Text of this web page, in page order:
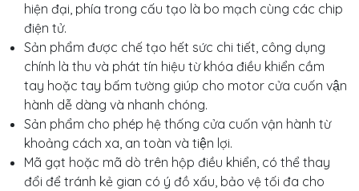
hiện đại, phía trong cấu tạo là bo mạch cùng các chip
điện tử.
Sản phẩm được chế tạo hết sức chi tiết, công dụng
chính là thu và phát tín hiệu từ khóa điều khiển cầm
tay hoặc tay bấm tường giúp cho motor cửa cuốn vận
hành dễ dàng và nhanh chóng.
Sản phẩm cho phép hệ thống cửa cuốn vận hành từ
khoảng cách xa, an toàn và tiện lợi.
Mã gạt hoặc mã dò trên hộp điều khiển, có thể thay
đổi để tránh kẻ gian có ý đồ xấu, bảo vệ tối đa cho